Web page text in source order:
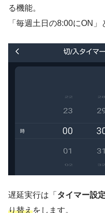
る機能。
「毎週土日の8:00にON
遅延実行は「 タイマー設定
り替えをします。